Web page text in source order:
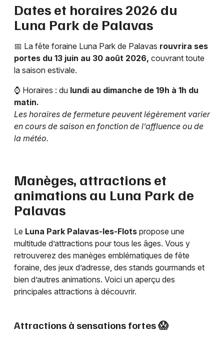
34 - Hérault
Choisir mes départements
Mon email
Je m'abonne
Dates et horaires 2026 du
Luna Park de Palavas
📅 La fête foraine Luna Park de Palavas rouvrira ses
portes du 13 juin au 30 août 2026, couvrant toute
la saison estivale.
⌚ Horaires : du lundi au dimanche de 19h à 1h du
matin.
Les horaires de fermeture peuvent légèrement varier
en cours de saison en fonction de l’affluence ou de
la météo.
Manèges, attractions et
animations au Luna Park de
Palavas
Le Luna Park Palavas-les-Flots propose une
multitude d’attractions pour tous les âges. Vous y
retrouverez des manèges emblématiques de fête
foraine, des jeux d’adresse, des stands gourmands et
bien d’autres animations. Voici un aperçu des
principales attractions à découvrir.
Attractions à sensations fortes 😱